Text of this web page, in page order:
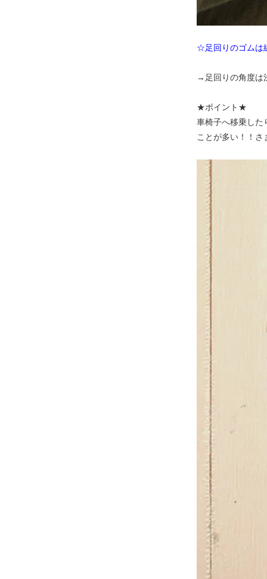
☆足回りのゴムは
→足回りの角度は
★ポイント★
車椅子へ移乗した
ことが多い！！